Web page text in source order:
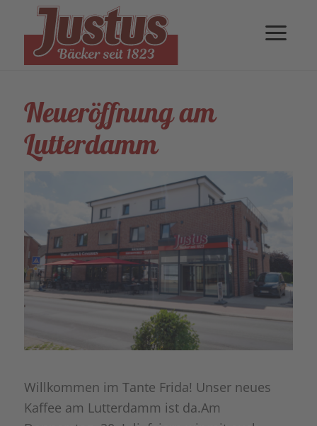
Neueröffnung am
Lutterdamm
Willkommen im Tante Frida! Unser neues
Kaffee am Lutterdamm ist da.Am